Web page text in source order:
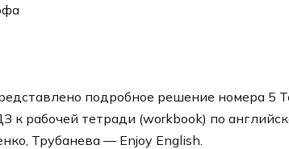
подробное решение номера 5
к рабочей тетради (workbook) по
Трубанева — Enjoy English.